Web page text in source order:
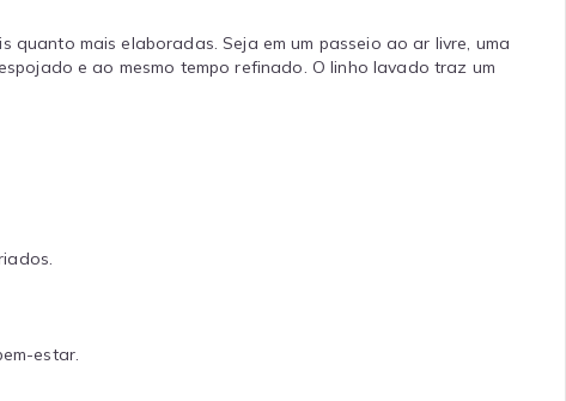
quanto mais elaboradas. Seja em um passeio ao ar livre, uma
e ao mesmo tempo refinado. O linho lavado traz um
estar.